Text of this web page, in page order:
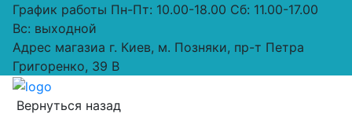
График работы Пн-Пт: 10.00-18.00 Сб: 11.00-17.00
Вс: выходной
Адрес магазиа г. Киев, м. Позняки, пр-т Петра
Григоренко, 39 В
Вернуться назад